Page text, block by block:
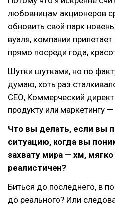
любовницам акционеров
обновить свой парк
вуаля, компании
прямо посреди года,
Шутки шутками, но по
думаю, хоть раз
СЕО, Коммерческий
продукту или маркетингу
Что вы делать, если вы
ситуацию, когда вы
захвату мира — хм, мягко
реалистичен?
Биться до последнего, в
до реального? Или